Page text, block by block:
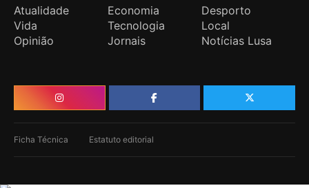
Atualidade Economia
Desporto
Vida
Tecnologia
Local
Opinião
Jornais Notícias Lusa
Ficha Técnica Estatuto editorial